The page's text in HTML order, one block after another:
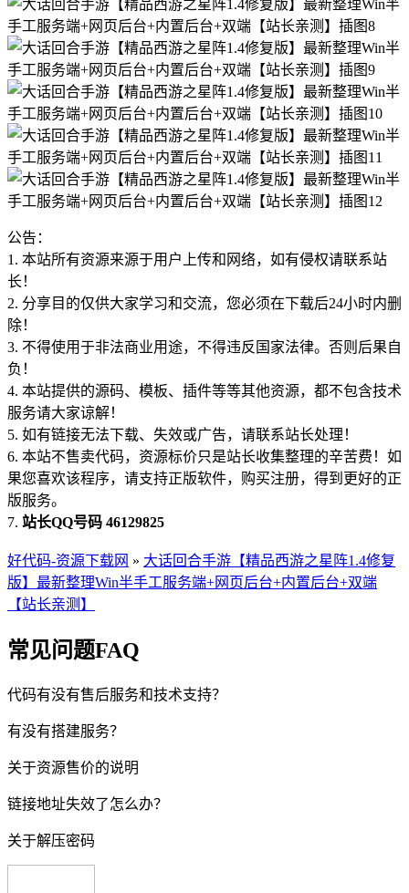
公告：
1. 本站所有资源来源于用户上传和网络，如有侵权请联系站
长！
2. 分享目的仅供大家学习和交流，您必须在下载后24小时内删
除！
3. 不得使用于非法商业用途，不得违反国家法律。否则后果自
负！
4. 本站提供的源码、模板、插件等等其他资源，都不包含技术
服务请大家谅解！
5. 如有链接无法下载、失效或广告，请联系站长处理！
6. 本站不售卖代码，资源标价只是站长收集整理的辛苦费！如
果您喜欢该程序，请支持正版软件，购买注册，得到更好的正
版服务。
7. 站长QQ号码 46129825
好代码-资源下载网 » 大话回合手游【精品西游之星阵1.4修复
版】最新整理Win半手工服务端+网页后台+内置后台+双端
【站长亲测】
常见问题FAQ
代码有没有售后服务和技术支持？
有没有搭建服务？
关于资源售价的说明
链接地址失效了怎么办？
关于解压密码